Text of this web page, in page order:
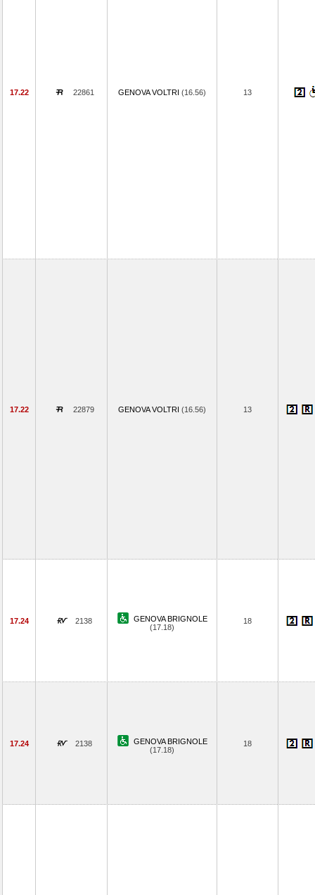
17.22 22861 GENOVA VOLTRI (16.56) 13
17.22 22879 GENOVA VOLTRI (16.56) 13
17.24 2138
GENOVA BRIGNOLE
(17.18)
18
17.24 2138
GENOVA BRIGNOLE
(17.18)
18